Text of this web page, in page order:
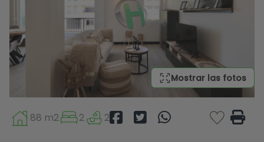
Mostrar las fotos
88 m2 2 2